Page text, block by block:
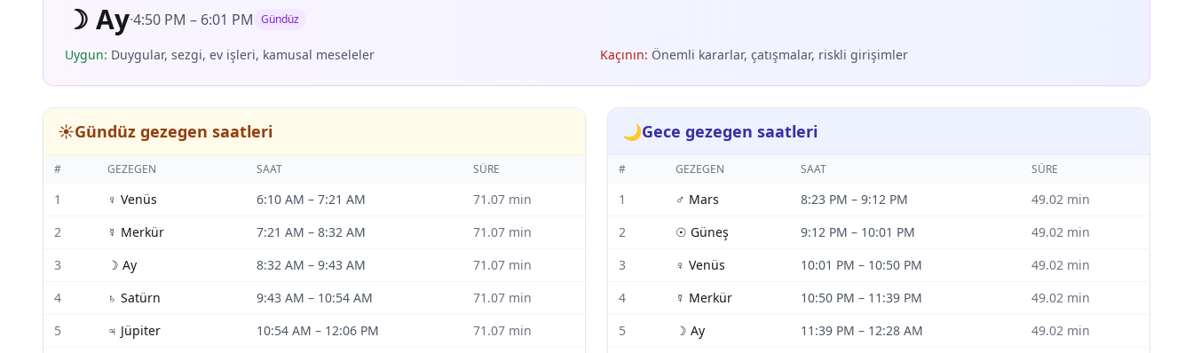
☽ Ay·4:50 PM – 6:01 PM Gündüz
Uygun: Duygular, sezgi, ev işleri, kamusal meseleler Kaçının: Önemli kararlar, çatışmalar, riskli girişimler
☀️Gündüz gezegen saatleri
# GEZEGEN SAAT SÜRE
1 ♀ Venüs 6:10 AM – 7:21 AM 71.07 min
2
☿ Merkür 7:21 AM – 8:32 AM 71.07 min
3
☽ Ay 8:32 AM – 9:43 AM 71.07 min
4
♄ Satürn 9:43 AM – 10:54 AM 71.07 min
5
♃ Jüpiter 10:54 AM – 12:06 PM 71.07 min
🌙Gece gezegen saatleri
# GEZEGEN SAAT SÜRE
1 ♂ Mars 8:23 PM – 9:12 PM 49.02 min
2
☉ Güneş 9:12 PM – 10:01 PM 49.02 min
3
♀ Venüs 10:01 PM – 10:50 PM 49.02 min
4
☿ Merkür 10:50 PM – 11:39 PM 49.02 min
5
☽ Ay 11:39 PM – 12:28 AM 49.02 min